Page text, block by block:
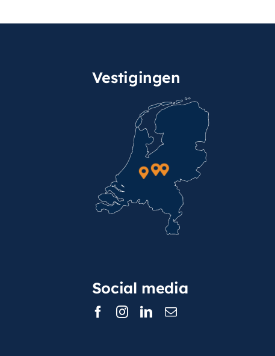
Vestigingen
Social media